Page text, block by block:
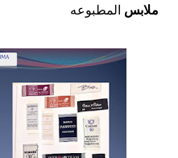
ملابس المطبوعه